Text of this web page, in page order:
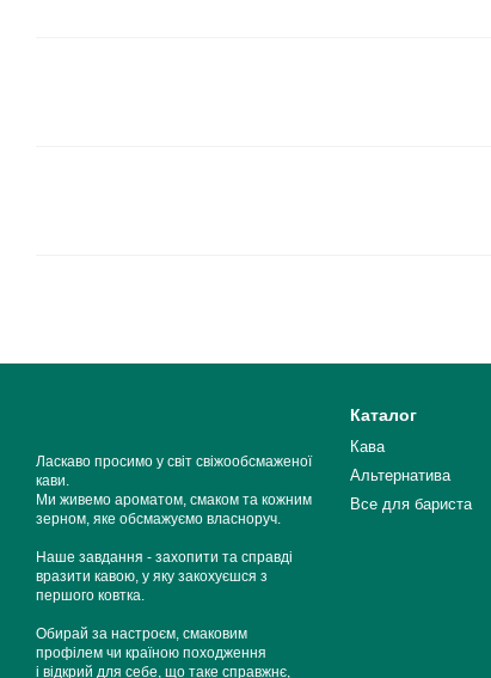
Ласкаво просимо у світ свіжообсмаженої
кави.
Ми живемо ароматом, смаком та кожним
зерном, яке обсмажуємо власноруч.
Наше завдання - захопити та справді
вразити кавою, у яку закохуєшся з
першого ковтка.
Обирай за настроєм, смаковим
профілем чи країною походження
і відкрий для себе, що таке справжнє,
Каталог
Кава
Альтернатива
Все для бариста